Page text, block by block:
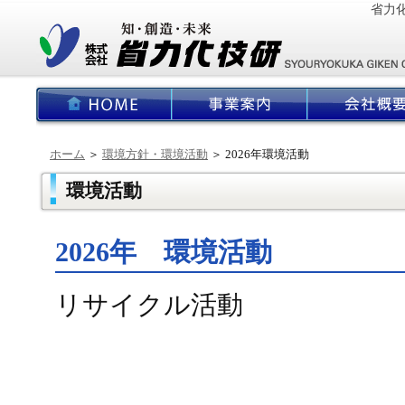
省力
ホーム ＞ 環境方針・環境活動 ＞ 2026年環境活動
環境活動
2026年 環境活動
リサイクル活動